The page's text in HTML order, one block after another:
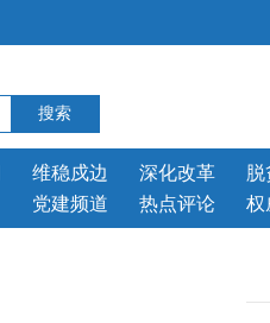
维稳戍边 深化改革
党建频道
热点评论 权